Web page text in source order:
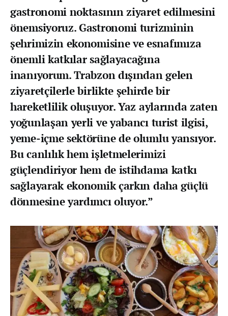
gastronomi noktasının ziyaret edilmesini
önemsiyoruz. Gastronomi turizminin
şehrimizin ekonomisine ve esnafımıza
önemli katkılar sağlayacağına
inanıyorum. Trabzon dışından gelen
ziyaretçilerle birlikte şehirde bir
hareketlilik oluşuyor. Yaz aylarında zaten
yoğunlaşan yerli ve yabancı turist ilgisi,
yeme-içme sektörüne de olumlu yansıyor.
Bu canlılık hem işletmelerimizi
güçlendiriyor hem de istihdama katkı
sağlayarak ekonomik çarkın daha güçlü
dönmesine yardımcı oluyor.”